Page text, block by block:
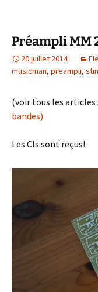
Préampli MM
20 juillet 2014
musicman, preampli,
(voir tous les articles
bandes)
Les CIs sont reçus!